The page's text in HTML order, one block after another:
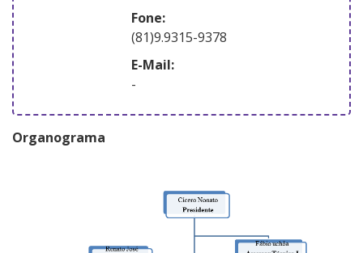
Fone:
(81)9.9315-9378
E-Mail:
-
Organograma